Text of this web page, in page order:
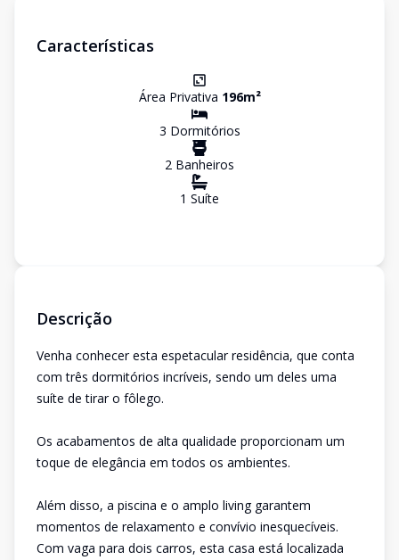
Características
Área Privativa 196m²
3 Dormitórios
2 Banheiros
1 Suíte
Descrição
Venha conhecer esta espetacular residência, que conta
com três dormitórios incríveis, sendo um deles uma
suíte de tirar o fôlego.
Os acabamentos de alta qualidade proporcionam um
toque de elegância em todos os ambientes.
Além disso, a piscina e o amplo living garantem
momentos de relaxamento e convívio inesquecíveis.
Com vaga para dois carros, esta casa está localizada